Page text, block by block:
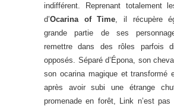
indifférent. Reprenant totalement
d’Ocarina of Time , il récupère
grande partie de ses
remettre dans des rôles parfois
opposés. Séparé d’Épona, son
son ocarina magique et transformé
après avoir subi une étrange
promenade en forêt, Link n’est pas